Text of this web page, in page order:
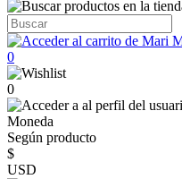
0
0
Moneda
Según producto
$
USD